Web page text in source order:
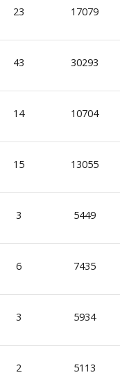
23 17079
43 30293
14 10704
15 13055
3 5449
6 7435
3 5934
2 5113